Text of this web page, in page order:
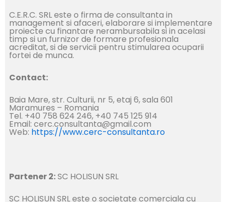
C.E.R.C. SRL este o firma de consultanta in
management si afaceri, elaborare si implementare
proiecte cu finantare nerambursabila si in acelasi
timp si un furnizor de formare profesionala
acreditat, si de servicii pentru stimularea ocuparii
fortei de munca.
Contact:
Baia Mare, str. Culturii, nr 5, etaj 6, sala 601
Maramures – Romania
Tel. +40 758 624 246, +40 745 125 914
Email: cerc.consultanta@gmail.com
Web: https://www.cerc-consultanta.ro
Partener 2:SC HOLISUN SRL
SC HOLISUN SRL este o societate comerciala cu